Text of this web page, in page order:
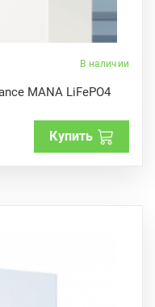
В наличии
MANA LiFePO4
Купить